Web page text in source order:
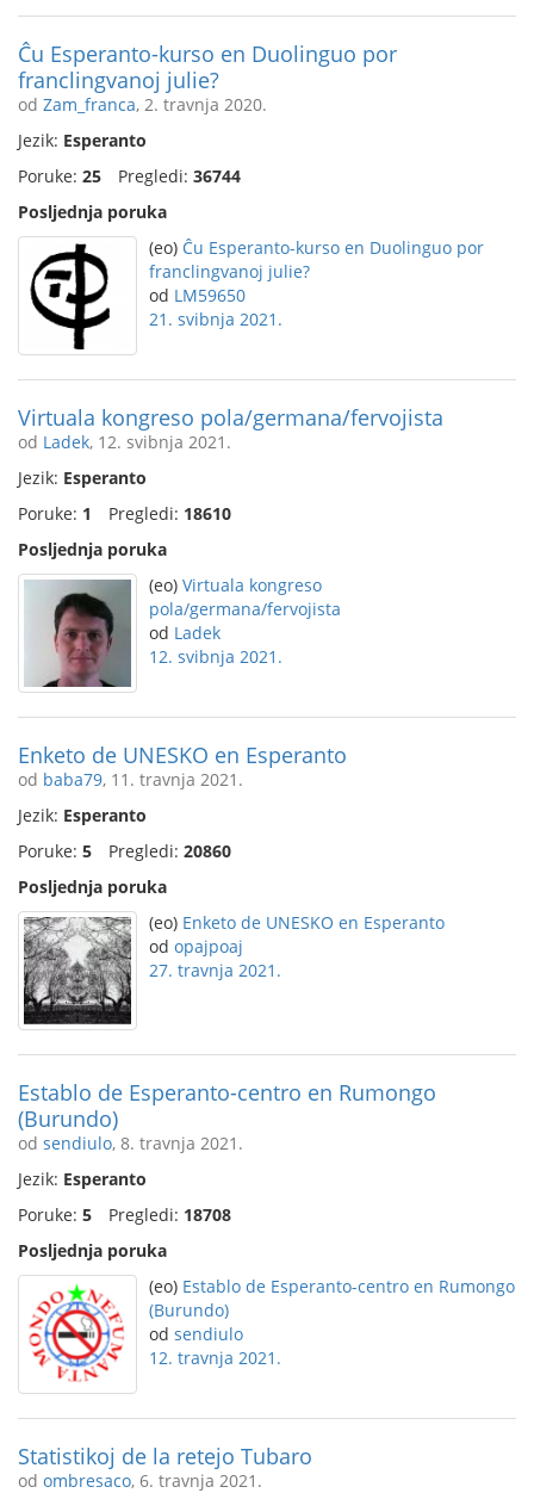
Ĉu Esperanto-kurso en Duolinguo por
franclingvanoj julie?
od Zam_franca, 2. travnja 2020.
Jezik: Esperanto
Poruke: 25 Pregledi: 36744
Posljednja poruka
(eo) Ĉu Esperanto-kurso en Duolinguo por
franclingvanoj julie?
od LM59650
21. svibnja 2021.
Virtuala kongreso pola/germana/fervojista
od Ladek, 12. svibnja 2021.
Jezik: Esperanto
Poruke: 1 Pregledi: 18610
Posljednja poruka
(eo) Virtuala kongreso
pola/germana/fervojista
od Ladek
12. svibnja 2021.
Enketo de UNESKO en Esperanto
od baba79, 11. travnja 2021.
Jezik: Esperanto
Poruke: 5 Pregledi: 20860
Posljednja poruka
(eo) Enketo de UNESKO en Esperanto
od opajpoaj
27. travnja 2021.
Establo de Esperanto-centro en Rumongo
(Burundo)
od sendiulo, 8. travnja 2021.
Jezik: Esperanto
Poruke: 5 Pregledi: 18708
Posljednja poruka
(eo) Establo de Esperanto-centro en Rumongo
(Burundo)
od sendiulo
12. travnja 2021.
Statistikoj de la retejo Tubaro
od ombresaco, 6. travnja 2021.